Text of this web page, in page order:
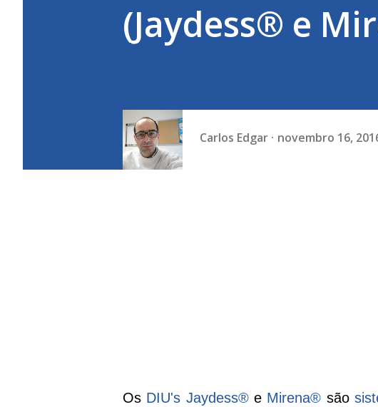
(Jaydess® e
Carlos Edgar novembro 16,
Os DIU's Jaydess®e Mirena® são